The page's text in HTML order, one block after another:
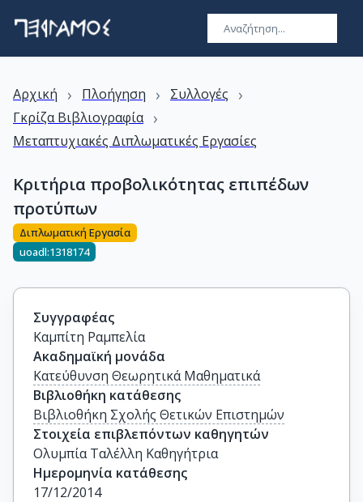
Αρχική › Πλοήγηση › Συλλογές ›
Γκρίζα Βιβλιογραφία ›
Μεταπτυχιακές Διπλωματικές Εργασίες
Κριτήρια προβολικότητας επιπέδων
προτύπων
Διπλωματική Εργασία
uoadl:1318174
Συγγραφέας
Καμπίτη Ραμπελία
Ακαδημαϊκή μονάδα
Κατεύθυνση Θεωρητικά Μαθηματικά
Βιβλιοθήκη κατάθεσης
Βιβλιοθήκη Σχολής Θετικών Επιστημών
Στοιχεία επιβλεπόντων καθηγητών
Ολυμπία Ταλέλλη Καθηγήτρια
Ημερομηνία κατάθεσης
17/12/2014